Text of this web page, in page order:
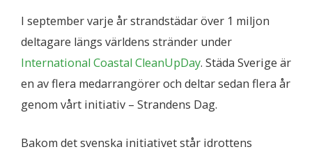
I september varje år strandstädar över 1 miljon
deltagare längs världens stränder under
International Coastal CleanUpDay. Städa Sverige är
en av flera medarrangörer och deltar sedan flera år
genom vårt initiativ – Strandens Dag.
Bakom det svenska initiativet står idrottens